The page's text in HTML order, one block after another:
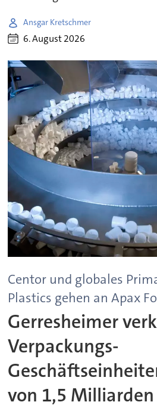
Ansgar Kretschmer
6. August 2026
Centor und globales
Plastics gehen an Apax
Gerresheimer
Verpackungs-
von 1,5 Milliarden